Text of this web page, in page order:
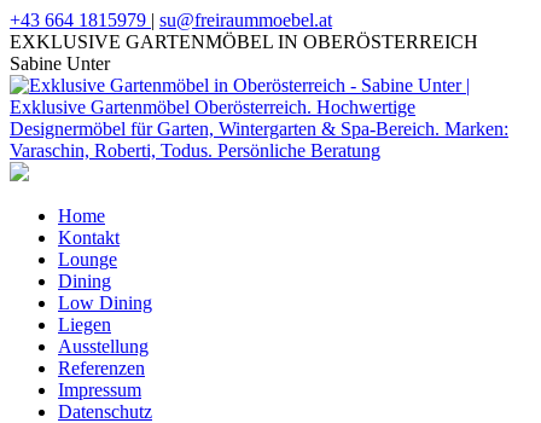
+43 664 1815979 | su@freiraummoebel.at
EXKLUSIVE GARTENMÖBEL IN OBERÖSTERREICH
Sabine Unter
Home
Kontakt
Lounge
Dining
Low Dining
Liegen
Ausstellung
Referenzen
Impressum
Datenschutz